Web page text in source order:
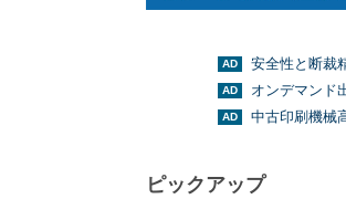
安全性と断裁
オンデマンド
中古印刷機械
ピックアップ